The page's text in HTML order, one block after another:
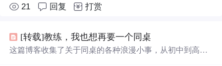
21 回复 打赏
[转载]教练，我也想再要一个同桌
这篇博客收集了关于同桌的各种浪漫小事，从初中到高